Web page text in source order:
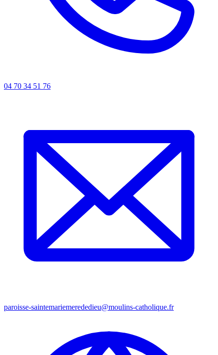
04 70 34 51 76
paroisse-saintemariemerededieu@moulins-catholique.fr